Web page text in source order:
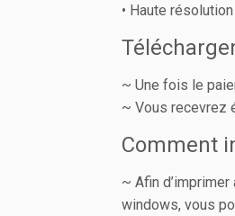
• Haute
~ Une fois le
~ Vous recevrez
Comment
~ Afin
windows, vous